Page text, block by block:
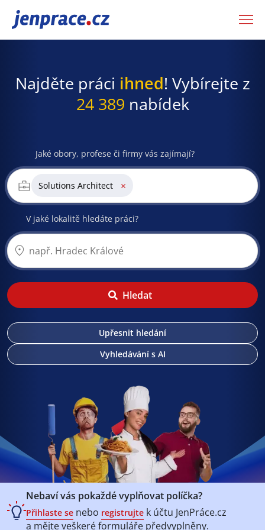
JenPráce.cz
Najděte práci ihned! Vybírejte z
24 389 nabídek
Jaké obory, profese či firmy vás zajímají?
Solutions Architect ×
V jaké lokalitě hledáte práci?
Hledat
Upřesnit hledání
Vyhledávání s AI
Nebaví vás pokaždé vyplňovat políčka?
Přihlaste se nebo registrujte k účtu JenPráce.cz
a mějte veškeréformuláře předvyplněny.